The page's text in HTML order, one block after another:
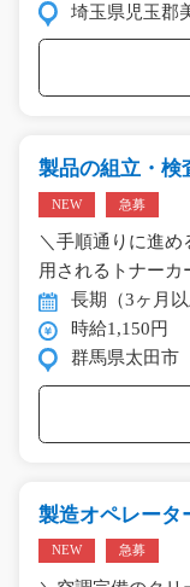
埼玉県児玉郡
製品の組立・検
NEW 急募
＼手順通りに進
用されるトナー
長期（3ヶ月以
時給1,150円
群馬県太田市
製造オペレータ
NEW 急募